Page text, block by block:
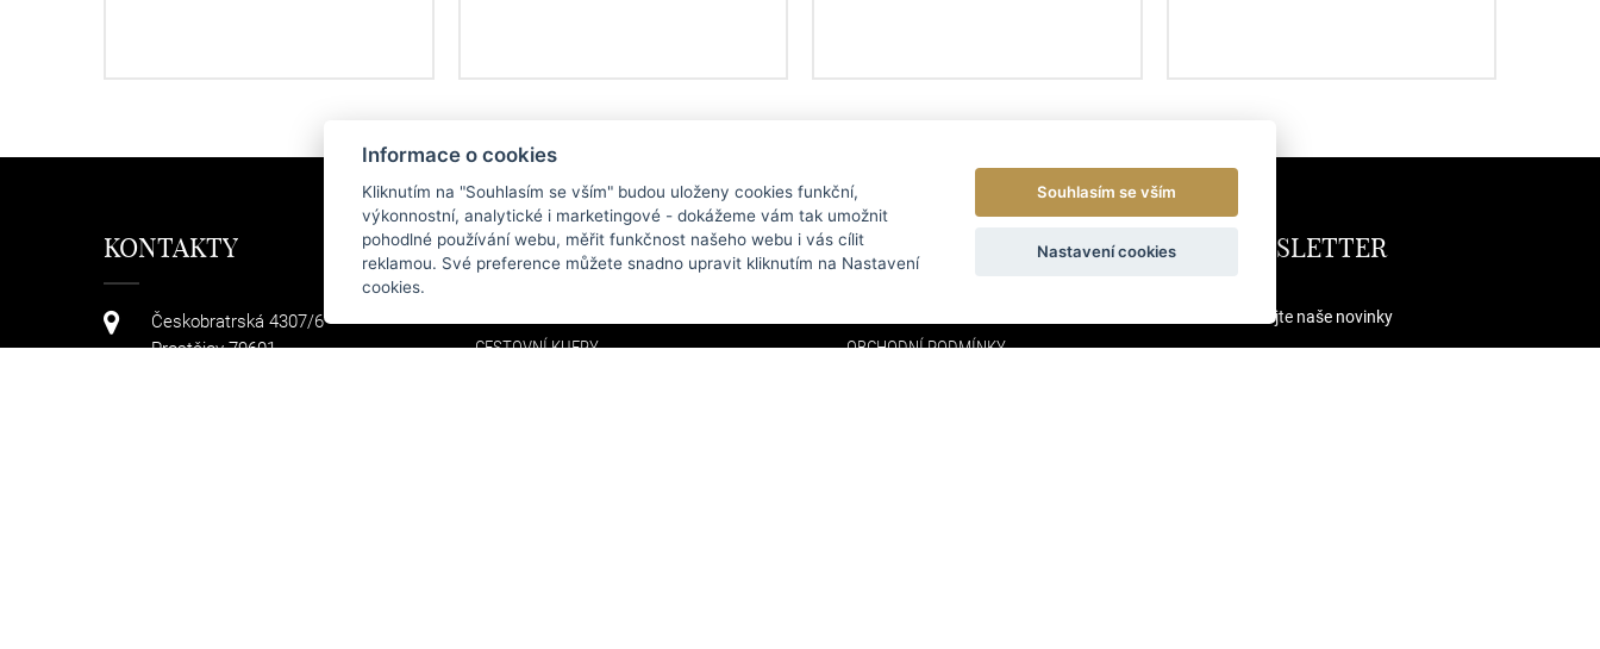
KONTAKTY
Českobratrská 4307/6
Prostějov 79601
KATEGORIE
CESTOVNÍ KUFRY
MENU
OBCHODNÍ PODMÍNKY
NEWSLETTER
Odebírejte naše novinky
Informace o cookies
Kliknutím na "Souhlasím se vším" budou uloženy cookies funkční,
výkonnostní, analytické i marketingové - dokážeme vám tak umožnit
pohodlné používání webu, měřit funkčnost našeho webu i vás cílit
reklamou. Své preference můžete snadno upravit kliknutím na Nastavení
cookies.
Souhlasím se vším
Nastavení cookies